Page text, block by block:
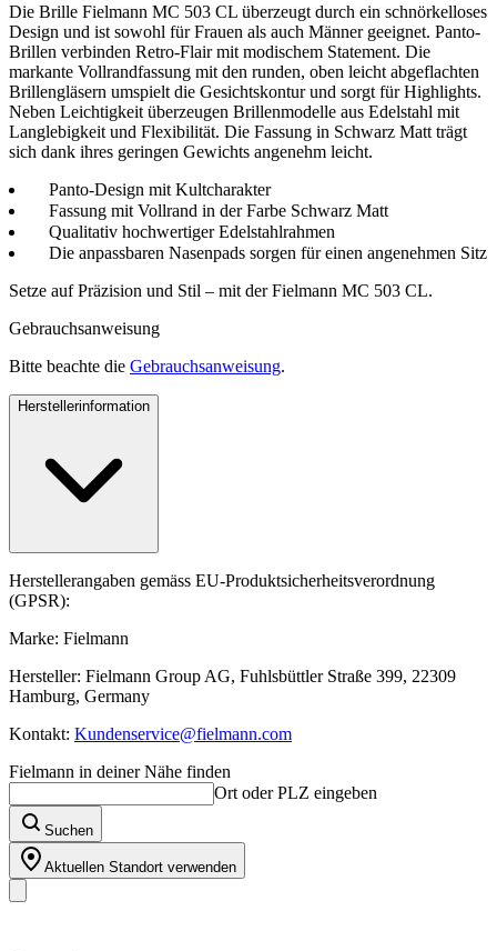
Die Brille Fielmann MC 503 CL überzeugt durch ein schnörkelloses
Design und ist sowohl für Frauen als auch Männer geeignet. Panto-
Brillen verbinden Retro-Flair mit modischem Statement. Die
markante Vollrandfassung mit den runden, oben leicht abgeflachten
Brillengläsern umspielt die Gesichtskontur und sorgt für Highlights.
Neben Leichtigkeit überzeugen Brillenmodelle aus Edelstahl mit
Langlebigkeit und Flexibilität. Die Fassung in Schwarz Matt trägt
sich dank ihres geringen Gewichts angenehm leicht.
Panto-Design mit Kultcharakter
Fassung mit Vollrand in der Farbe Schwarz Matt
Qualitativ hochwertiger Edelstahlrahmen
Die anpassbaren Nasenpads sorgen für einen angenehmen Sitz
Setze auf Präzision und Stil – mit der Fielmann MC 503 CL.
Gebrauchsanweisung
Bitte beachte die Gebrauchsanweisung.
Herstellerinformation
Herstellerangaben gemäss EU-Produktsicherheitsverordnung
(GPSR):
Marke: Fielmann
Hersteller: Fielmann Group AG, Fuhlsbüttler Straße 399, 22309
Hamburg, Germany
Kontakt: Kundenservice@fielmann.com
Fielmann in deiner Nähe finden
Ort oder PLZ eingeben
Suchen
Aktuellen Standort verwenden